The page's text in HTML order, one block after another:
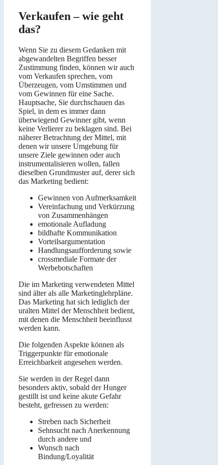
Verkaufen – wie geht
das?
Wenn Sie zu diesem Gedanken mit
abgewandelten Begriffen besser
Zustimmung finden, können wir auch
vom Verkaufen sprechen, vom
Überzeugen, vom Umstimmen und
vom Gewinnen für eine Sache.
Hauptsache, Sie durchschauen das
Spiel, in dem es immer dann
überwiegend Gewinner gibt, wenn
keine Verlierer zu beklagen sind. Bei
näherer Betrachtung der Mittel, mit
denen wir unsere Umgebung für
unsere Ziele gewinnen oder auch
instrumentalisieren wollen, fallen
dieselben Grundmuster auf, derer sich
das Marketing bedient:
Gewinnen von Aufmerksamkeit
Vereinfachung und Verkürzung
von Zusammenhängen
emotionale Aufladung
bildhafte Kommunikation
Vorteilsargumentation
Handlungsaufforderung sowie
crossmediale Formate der
Werbebotschaften
Die im Marketing verwendeten Mittel
sind älter als alle Marketinglehrpläne.
Das Marketing hat sich lediglich der
uralten Mittel der Menschheit bedient,
mit denen die Menschheit beeinflusst
werden kann.
Die folgenden Aspekte können als
Triggerpunkte für emotionale
Erreichbarkeit angesehen werden.
Sie werden in der Regel dann
besonders aktiv, sobald der Hunger
gestillt ist und keine akute Gefahr
besteht, gefressen zu werden:
Streben nach Sicherheit
Sehnsucht nach Anerkennung
durch andere und
Wunsch nach
Bindung/Loyalität